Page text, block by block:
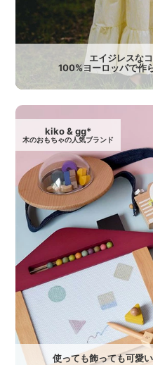
エイジレスな
100%ヨーロッパで
kiko & gg*
木のおもちゃの人気ブランド
使っても飾っても可愛